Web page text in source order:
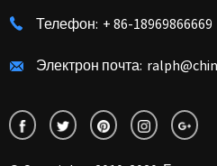
Телефон: + 86-18969866669
Электрон почта: